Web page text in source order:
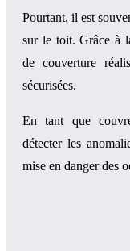
Pourtant, il est
sur le toit. Grâce à
de couverture
sécurisées.
En tant que
détecter les
mise en danger des